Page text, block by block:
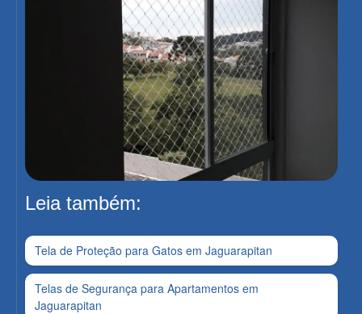
Leia também:
Tela de Proteção para Gatos em Jaguarapitan
Telas de Segurança para Apartamentos em
Jaguarapitan